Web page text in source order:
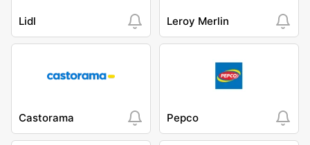
Lidl Leroy Merlin
Castorama Pepco